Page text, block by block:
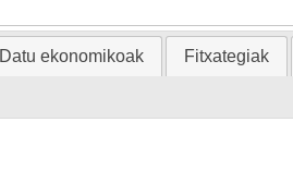
Datu ekonomikoak Fitxategiak